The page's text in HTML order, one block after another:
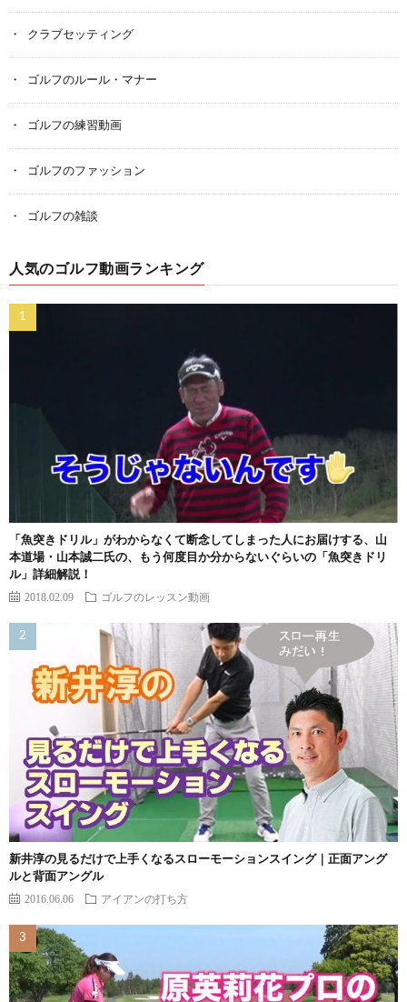
クラブセッティング
ゴルフのルール・マナー
ゴルフの練習動画
ゴルフのファッション
ゴルフの雑談
人気のゴルフ動画ランキング
「魚突きドリル」がわからなくて断念してしまった人にお届けする、山
本道場・山本誠二氏の、もう何度目か分からないぐらいの「魚突きドリ
ル」詳細解説！
2018.02.09 ゴルフのレッスン動画
新井淳の見るだけで上手くなるスローモーションスイング｜正面アング
ルと背面アングル
2016.06.06 アイアンの打ち方